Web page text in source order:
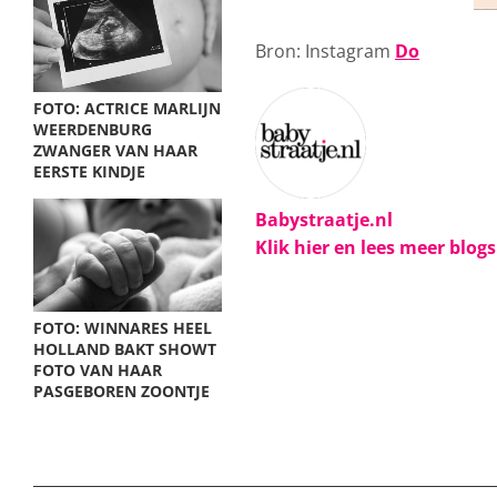
FOTO: ACTRICE MARLIJN
WEERDENBURG
ZWANGER VAN HAAR
EERSTE KINDJE
FOTO: WINNARES HEEL
HOLLAND BAKT SHOWT
FOTO VAN HAAR
PASGEBOREN ZOONTJE
Bron: Instagram Do
Babystraatje.nl
Klik hier en lees meer